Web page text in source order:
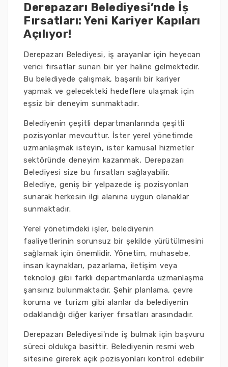
Derepazarı Belediyesi’nde İş
Fırsatları: Yeni Kariyer Kapıları
Açılıyor!
Derepazarı Belediyesi, iş arayanlar için heyecan
verici fırsatlar sunan bir yer haline gelmektedir.
Bu belediyede çalışmak, başarılı bir kariyer
yapmak ve gelecekteki hedeflere ulaşmak için
eşsiz bir deneyim sunmaktadır.
Belediyenin çeşitli departmanlarında çeşitli
pozisyonlar mevcuttur. İster yerel yönetimde
uzmanlaşmak isteyin, ister kamusal hizmetler
sektöründe deneyim kazanmak, Derepazarı
Belediyesi size bu fırsatları sağlayabilir.
Belediye, geniş bir yelpazede iş pozisyonları
sunarak herkesin ilgi alanına uygun olanaklar
sunmaktadır.
Yerel yönetimdeki işler, belediyenin
faaliyetlerinin sorunsuz bir şekilde yürütülmesini
sağlamak için önemlidir. Yönetim, muhasebe,
insan kaynakları, pazarlama, iletişim veya
teknoloji gibi farklı departmanlarda uzmanlaşma
şansınız bulunmaktadır. Şehir planlama, çevre
koruma ve turizm gibi alanlar da belediyenin
odaklandığı diğer kariyer fırsatları arasındadır.
Derepazarı Belediyesi'nde iş bulmak için başvuru
süreci oldukça basittir. Belediyenin resmi web
sitesine girerek açık pozisyonları kontrol edebilir